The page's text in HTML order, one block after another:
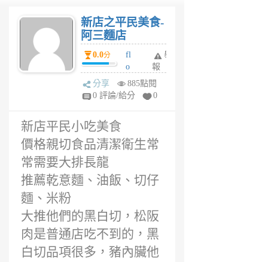
新店之平民美食-
阿三麵店
0.0分
fl
o
w
er
舉
報
分享
885點閱
0 評論/給分
0
新店平民小吃美食
價格親切食品清潔衛生常
常需要大排長龍
推薦乾意麵、油飯、切仔
麵、米粉
大推他們的黑白切，松阪
肉是普通店吃不到的，黑
白切品項很多，豬內臟他